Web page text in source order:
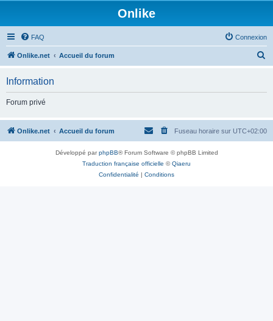
Onlike
FAQ Connexion
Onlike.net Accueil du forum
r
c
Information
Forum privé
Onlike.net Accueil du forum Fuseau horaire sur UTC+02:00
Développé parphpBB® Forum Software © phpBB Limited
Traduction française officielle ©Qiaeru
Confidentialité | Conditions